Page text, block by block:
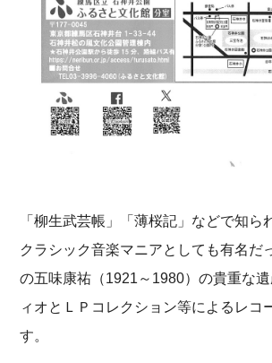
「柳生武芸帳」「薄桜記」などで知ら
クラシック音楽マニアとしても有名だ
の五味康祐（1921～1980）の貴重な
ィオとＬＰコレクション等によるレコ
す。